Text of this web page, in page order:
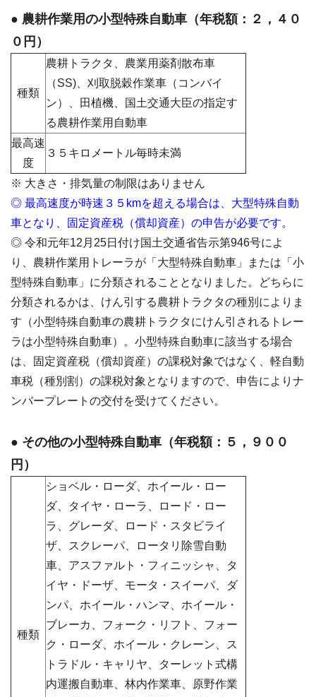
● 農耕作業用の小型特殊自動車（年税額：２，４０
０円）
種類
農耕トラクタ、農業用薬剤散布車
（SS)、刈取脱穀作業車（コンバイ
ン）、田植機、国土交通大臣の指定す
る農耕作業用自動車
最高速
度
３５キロメートル毎時未満
※ 大きさ・排気量の制限はありません
◎ 最高速度が時速３５kmを超える場合は、大型特殊自動
車となり、固定資産税（償却資産）の申告が必要です。
◎ 令和元年12月25日付け国土交通省告示第946号によ
り、農耕作業用トレーラが「大型特殊自動車」または「小
型特殊自動車」に分類されることとなりました。どちらに
分類されるかは、けん引する農耕トラクタの種別によりま
す（小型特殊自動車の農耕トラクタにけん引されるトレー
ラは小型特殊自動車）。小型特殊自動車に該当する場合
は、固定資産税（償却資産）の課税対象ではなく、軽自動
車税（種別割）の課税対象となりますので、申告によりナ
ンバープレートの交付を受けてください。
● その他の小型特殊自動車（年税額：５，９００
円）
種類
ショベル・ローダ、ホイール・ロー
ダ、タイヤ・ローラ、ロード・ロー
ラ、グレーダ、ロード・スタビライ
ザ、スクレーパ、ロータリ除雪自動
車、アスファルト・フィニッシャ、タ
イヤ・ドーザ、モータ・スイーパ、ダ
ンパ、ホイール・ハンマ、ホイール・
ブレーカ、フォーク・リフト、フォー
ク・ローダ、ホイール・クレーン、ス
トラドル・キャリヤ、ターレット式構
内運搬自動車、林内作業車、原野作業